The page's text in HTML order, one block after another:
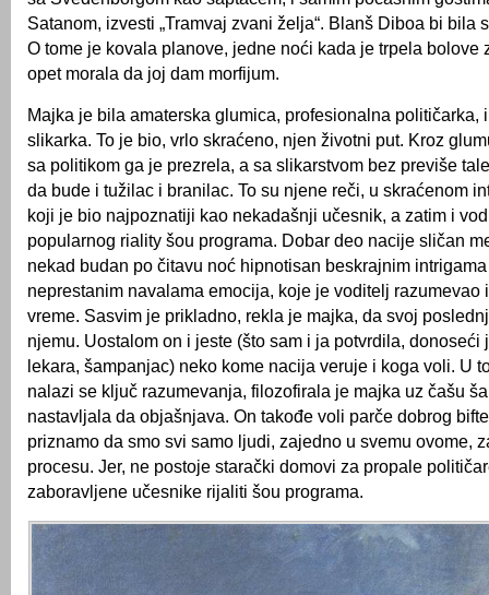
Satanom, izvesti „Tramvaj zvani želja“. Blanš Diboa bi bila
O tome je kovala planove, jedne noći kada je trpela bolove
opet morala da joj dam morfijum.
Majka je bila amaterska glumica, profesionalna političarka,
slikarka. To je bio, vrlo skraćeno, njen životni put. Kroz
sa politikom ga je prezrela, a sa slikarstvom bez previše
da bude i tužilac i branilac. To su njene reči, u skraćenom
koji je bio najpoznatiji kao nekadašnji učesnik, a zatim i
popularnog riality šou programa. Dobar deo nacije sličan
nekad budan po čitavu noć hipnotisan beskrajnim
neprestanim navalama emocija, koje je voditelj razumevao
vreme. Sasvim je prikladno, rekla je majka, da svoj
njemu. Uostalom on i jeste (što sam i ja potvrdila, donoseći
lekara, šampanjac) neko kome nacija veruje i koga voli. U
nalazi se ključ razumevanja, filozofirala je majka uz čašu
nastavljala da objašnjava. On takođe voli parče dobrog
priznamo da smo svi samo ljudi, zajedno u svemu ovome,
procesu. Jer, ne postoje starački domovi za propale
zaboravljene učesnike rijaliti šou programa.